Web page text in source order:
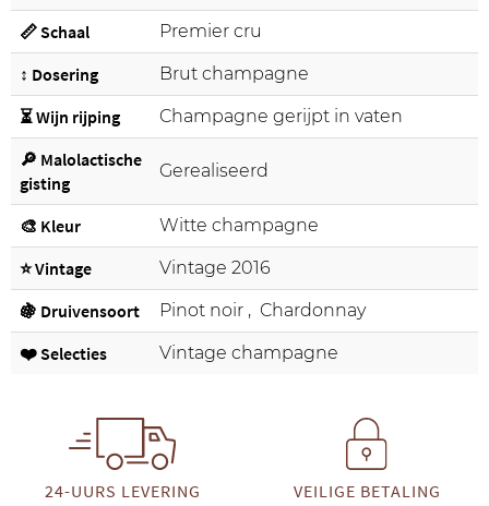
📏 Schaal Premier cru
↕️ Dosering Brut champagne
⏳ Wijn rijping Champagne gerijpt in vaten
🔎 Malolactische
gisting
Gerealiseerd
🎨 Kleur Witte champagne
⭐ Vintage Vintage 2016
🍇 Druivensoort Pinot noir , Chardonnay
❤️ Selecties Vintage champagne
24-UURS LEVERING
VEILIGE BETALING